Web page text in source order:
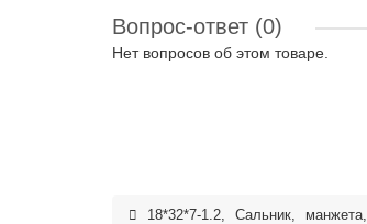
Вопрос-ответ (0)
Нет вопросов об этом товаре.
18*32*7-1.2, Сальник, манжета,